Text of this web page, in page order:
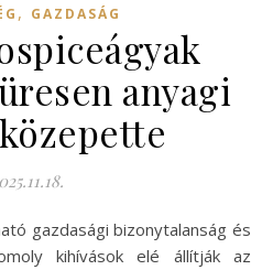
, GAZDASÁG
anyagi
kihívások elé állítják az